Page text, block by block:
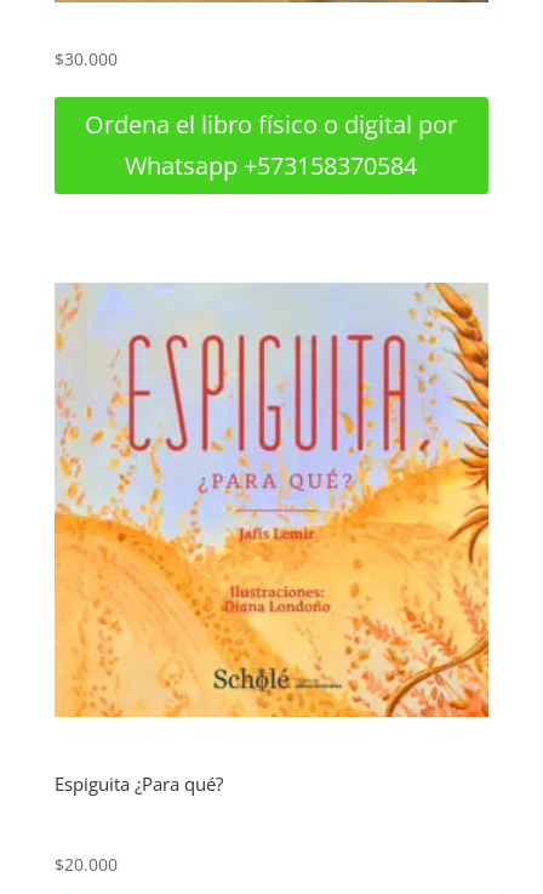
$30.000
Ordena el libro físico o digital por
Whatsapp +573158370584
Espiguita ¿Para qué?
$20.000